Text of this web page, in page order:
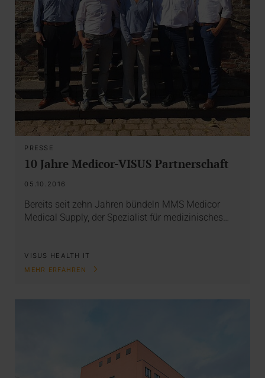
PRESSE
10 Jahre Medicor-VISUS Partnerschaft
05.10.2016
Bereits seit zehn Jahren bündeln MMS Medicor
Medical Supply, der Spezialist für medizinisches…
VISUS HEALTH IT
MEHR ERFAHREN